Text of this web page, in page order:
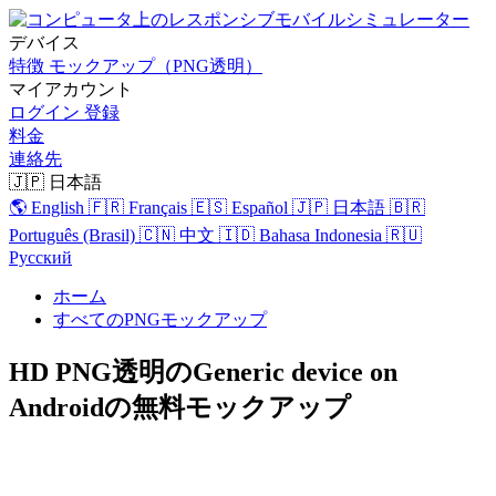
デバイス
特徴 モックアップ（PNG透明）
マイアカウント
ログイン 登録
料金
連絡先
🇯🇵 日本語
🌎 English 🇫🇷 Français 🇪🇸 Español 🇯🇵 日本語 🇧🇷
Português (Brasil) 🇨🇳 中文 🇮🇩 Bahasa Indonesia 🇷🇺
Русский
ホーム
すべてのPNGモックアップ
HD PNG透明のGeneric device on
Androidの無料モックアップ